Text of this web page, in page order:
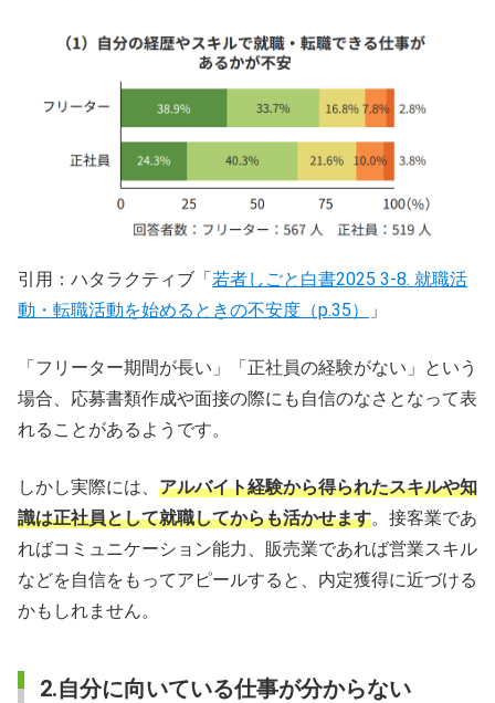
引用：ハタラクティブ「若者しごと白書2025 3-8. 就職活
動・転職活動を始めるときの不安度（p.35）
」
「フリーター期間が長い」「正社員の経験がない」という
場合、応募書類作成や面接の際にも自信のなさとなって表
れることがあるようです。
しかし実際には、 アルバイト経験から得られたスキルや知
識は正社員として就職してからも活かせます。接客業であ
ればコミュニケーション能力、販売業であれば営業スキル
などを自信をもってアピールすると、内定獲得に近づける
かもしれません。
2.自分に向いている仕事が分からない